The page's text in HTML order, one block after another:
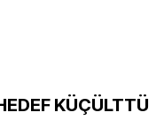
KÜÇÜLTTÜ